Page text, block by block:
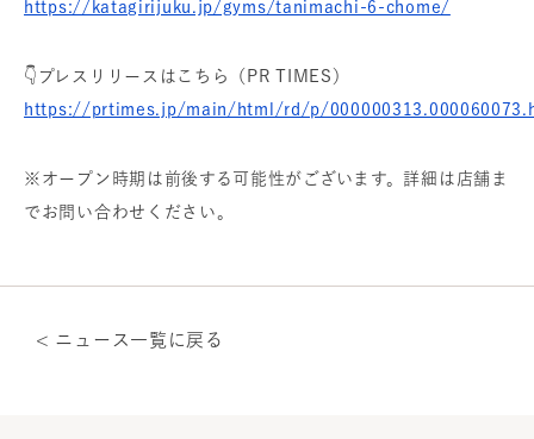
https://katagirijuku.jp/gyms/tanimachi-6-chome/
👇プレスリリースはこちら（PR TIMES）
https://prtimes.jp/main/html/rd/p/
※オープン時期は前後する可能性がございます。詳細は店舗ま
でお問い合わせください。
< ニュース一覧に戻る